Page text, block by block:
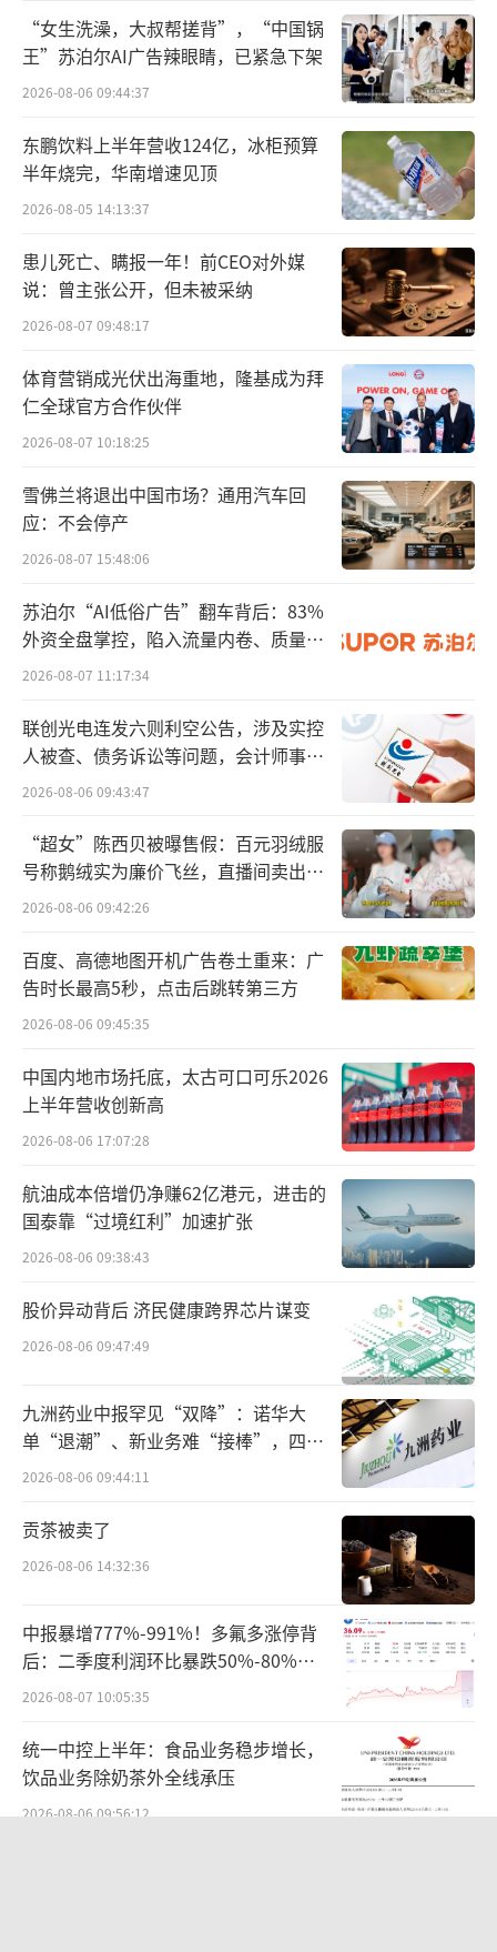
如果一个灯夫能够看到今天的世界，他会
觉得周身的繁荣是难以想象的。而如果我们能
从今天开始快进一百年，我们周身的繁荣也会
让人觉得难以想象。”奥尔特曼强调，我们正
处于这类新型推理模型的GPT-2阶段。在未来几
年里，我们会看到它逐步发展到类似于GPT-4的
以下是奥尔特曼博客全文：
在未来几十年里，我们将能够做到在祖辈
看来像魔术一样的事情。
这种现象并不新鲜，但将会加速发展。随
在已经可以完成我们的前辈认为不可能完成的
事情。
我们之所以更有能力，不是因为基因的改
变，而是因为我们受益于社会的基础设施，这
些基础设施比我们任何一个人都要聪明和有能
智能。我们的祖辈以及他们的先辈创造并成就
了伟大的事业。他们为“人类进步的脚手
架”做出了贡献，而我们所有人都从中受益。A
I将为人们提供解决困难问题的工具，帮助我们
在“脚手架”上添加新的支柱，而这些是我们
自己无法解决的。人类进步的故事将继续下
去，我们的后代将做到我们做不到的事情。
这不是个一蹴而就的过程，但我们很快就
多的工作；最终，我们每个人都能拥有一个由
不同领域的虚拟专家组成的个人AI团队，共同
创造几乎任何我们能想象到的东西。我们的孩
子将拥有虚拟家庭教师，他们可以用任何语
言、以任何速度提供任何学科的个性化指导。
我们还可以想象类似的想法，比如更好的医疗
保健、创造人们所能想象的任何软件的能力等
等。
有了这些新能力，我们就能实现今天看来
难以想象的共同繁荣；在未来，每个人的生活
都会比现在更好。繁荣本身并不一定会让人们
幸福（有很多悲惨的富人）但它会切实改善全
世界人民的生活。
我们可以从一个狭义的角度来看待人类历
史：经过数千年的科学发现和技术进步，我们
已经知道如何熔化沙子，加入一些杂质，以惊
人的精确度在极小的范围内将其排列成计算机
越来越强大的AI的系统。
这可能是迄今为止的历史中最重要的事
“女生洗澡，大叔帮搓背”，“中国锅
王”苏泊尔AI广告辣眼睛，已紧急下架
2026-08-06 09:44:37
东鹏饮料上半年营收124亿，冰柜预算
半年烧完，华南增速见顶
2026-08-05 14:13:37
患儿死亡、瞒报一年！前CEO对外媒
说：曾主张公开，但未被采纳
2026-08-07 09:48:17
体育营销成光伏出海重地，隆基成为拜
仁全球官方合作伙伴
2026-08-07 10:18:25
雪佛兰将退出中国市场？通用汽车回
应：不会停产
2026-08-07 15:48:06
苏泊尔“AI低俗广告”翻车背后：83%
外资全盘掌控，陷入流量内卷、质量频
发的负循环
2026-08-07 11:17:34
联创光电连发六则利空公告，涉及实控
人被查、债务诉讼等问题，会计师事务
所曾出具“保留意见”
2026-08-06 09:43:47
“超女”陈西贝被曝售假：百元羽绒服
号称鹅绒实为廉价飞丝，直播间卖出超
百万元
2026-08-06 09:42:26
百度、高德地图开机广告卷土重来：广
告时长最高5秒，点击后跳转第三方
2026-08-06 09:45:35
中国内地市场托底，太古可口可乐2026
上半年营收创新高
2026-08-06 17:07:28
航油成本倍增仍净赚62亿港元，进击的
国泰靠“过境红利”加速扩张
2026-08-06 09:38:43
股价异动背后 济民健康跨界芯片谋变
2026-08-06 09:47:49
九洲药业中报罕见“双降”：诺华大
单“退潮”、新业务难“接棒”，四大
难关待闯
2026-08-06 09:44:11
贡茶被卖了
2026-08-06 14:32:36
中报暴增777%-991%！多氟多涨停背
后：二季度利润环比暴跌50%-80%，
是黄金坑还是陷阱？
2026-08-07 10:05:35
统一中控上半年：食品业务稳步增长，
饮品业务除奶茶外全线承压
2026-08-06 09:56:12